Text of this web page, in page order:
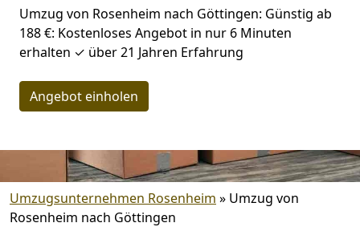
Umzug von Rosenheim nach Göttingen: Günstig ab
188 €: Kostenloses Angebot in nur 6 Minuten
erhalten ✓ über 21 Jahren Erfahrung
Angebot einholen
Umzugsunternehmen Rosenheim » Umzug von
Rosenheim nach Göttingen